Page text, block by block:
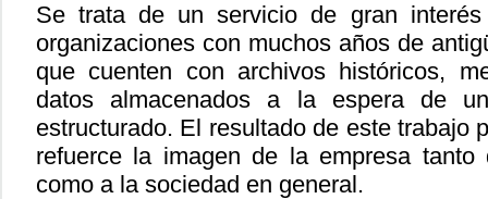
Se trata de un servicio de gran
organizaciones con muchos años de
que cuenten con archivos históricos,
datos almacenados a la espera de
estructurado. El resultado de este trabajo
refuerce la imagen de la empresa
como a la sociedad en general.